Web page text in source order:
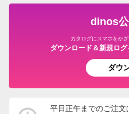
dinos
カタログにスマホをか
ダウンロード＆新規ロ
ダウ
平日正午までのご注文